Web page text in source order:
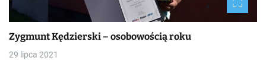
Zygmunt Kędzierski – osobowością roku
29 lipca 2021